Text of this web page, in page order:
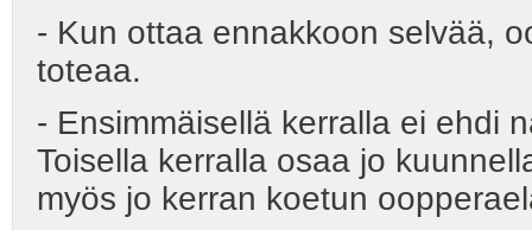
- Kun ottaa ennakkoon selvää,
toteaa.
- Ensimmäisellä kerralla ei ehdi
Toisella kerralla osaa jo
myös jo kerran koetun